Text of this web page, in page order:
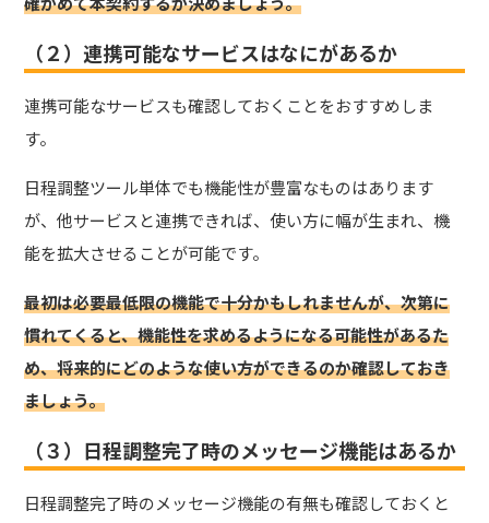
（２）連携可能なサービスはなにがあるか
連携可能なサービスも確認しておくことをおすすめしま
す。
日程調整ツール単体でも機能性が豊富なものはあります
が、他サービスと連携できれば、使い方に幅が生まれ、機
能を拡大させることが可能です。
最初は必要最低限の機能で十分かもしれませんが、次第に
慣れてくると、機能性を求めるようになる可能性があるた
め、将来的にどのような使い方ができるのか確認しておき
ましょう。
（３）日程調整完了時のメッセージ機能はあるか
日程調整完了時のメッセージ機能の有無も確認しておくと